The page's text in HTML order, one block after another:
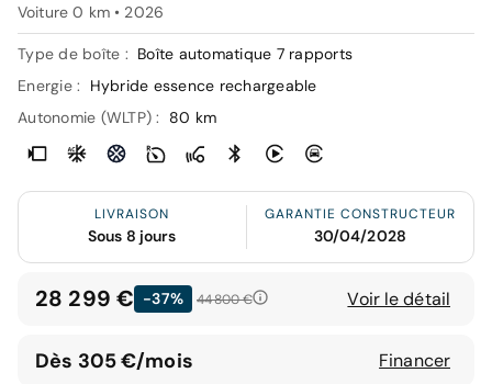
Voiture 0 km • 2026
Type de boîte : Boîte automatique 7 rapports
Energie :
Hybride essence rechargeable
Autonomie (WLTP) :
80 km
LIVRAISON
Sous 8 jours
GARANTIE CONSTRUCTEUR
30/04/2028
28 299 € -37% 44 800 € Voir le détail
Dès 305 €/mois Financer